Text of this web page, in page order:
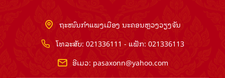
ຖະໜົນກຳແພງເມືອງ ນະຄອນຫຼວງວຽງຈັນ
ໂທລະສັບ: 021336111 - ແຟັກ: 021336113
ອີເມວ: pasaxonn@yahoo.com